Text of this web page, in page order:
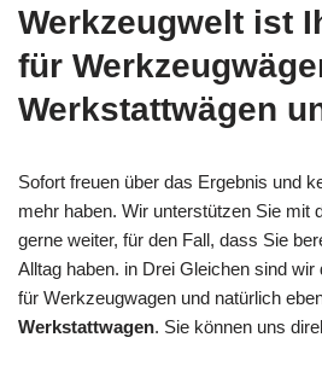
Werkzeugwelt ist
für
Werkstattwägen
Sofort freuen über das Ergebnis und
mehr haben. Wir unterstützen Sie mit
gerne weiter, für den Fall, dass Sie
Alltag haben. in Drei Gleichen sind
für Werkzeugwagen und natürlich
Werkstattwagen. Sie können uns